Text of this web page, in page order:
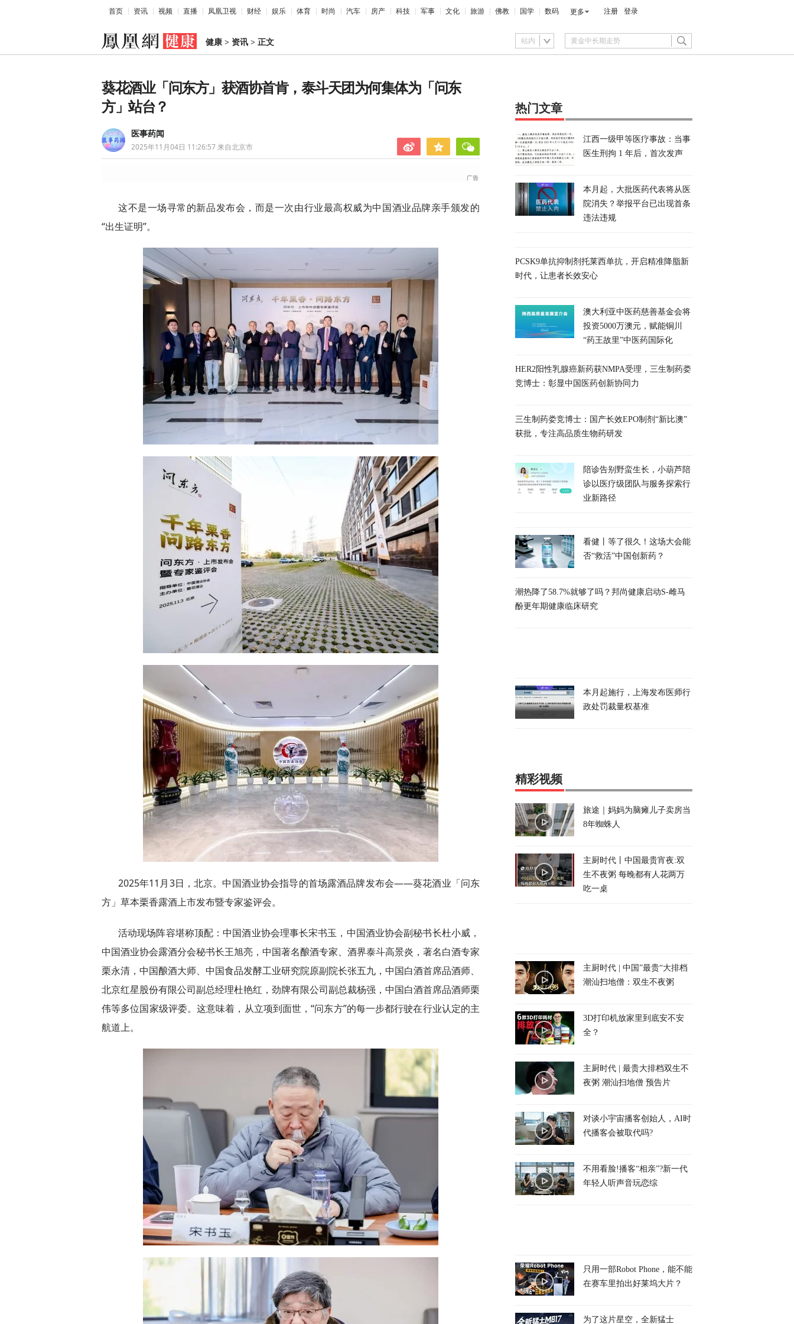
首页 资讯 视频 直播 凤凰卫视 财经 娱乐 体育 时尚 汽车 房产 科技 军事 文化 旅游 佛教 国学 数码 更多 注册 登录
健康 > 资讯 > 正文 站内
葵花酒业「问东方」获酒协首肯，泰斗天团为何集体为「问东
方」站台？
医事药闻
2025年11月04日 11:26:57来自北京市
这不是一场寻常的新品发布会，而是一次由行业最高权威为中国酒业品牌亲手颁发的
“出生证明”。
2025年11月3日，北京。中国酒业协会指导的首场露酒品牌发布会——葵花酒业「问东
方」草本栗香露酒上市发布暨专家鉴评会。
活动现场阵容堪称顶配：中国酒业协会理事长宋书玉，中国酒业协会副秘书长杜小威，
中国酒业协会露酒分会秘书长王旭亮，中国著名酿酒专家、酒界泰斗高景炎，著名白酒专家
栗永清，中国酿酒大师、中国食品发酵工业研究院原副院长张五九，中国白酒首席品酒师、
北京红星股份有限公司副总经理杜艳红，劲牌有限公司副总裁杨强，中国白酒首席品酒师栗
伟等多位国家级评委。这意味着，从立项到面世，“问东方”的每一步都行驶在行业认定的主
航道上。
热门文章
江西一级甲等医疗事故：当事
医生刑拘 1 年后，首次发声
本月起，大批医药代表将从医
院消失？举报平台已出现首条
违法违规
PCSK9单抗抑制剂托莱西单抗，开启精准降脂新
时代，让患者长效安心
澳大利亚中医药慈善基金会将
投资5000万澳元，赋能铜川
“药王故里”中医药国际化
HER2阳性乳腺癌新药获NMPA受理，三生制药娄
竞博士：彰显中国医药创新协同力
三生制药娄竞博士：国产长效EPO制剂“新比澳”
获批，专注高品质生物药研发
陪诊告别野蛮生长，小葫芦陪
诊以医疗级团队与服务探索行
业新路径
看健丨等了很久！这场大会能
否“救活”中国创新药？
潮热降了58.7%就够了吗？邦尚健康启动S-雌马
酚更年期健康临床研究
本月起施行，上海发布医师行
政处罚裁量权基准
精彩视频
旅途｜妈妈为脑瘫儿子卖房当
8年蜘蛛人
主厨时代丨中国最贵宵夜:双
生不夜粥 每晚都有人花两万
吃一桌
主厨时代 | 中国”最贵“大排档
潮汕扫地僧：双生不夜粥
3D打印机放家里到底安不安
全？
主厨时代 | 最贵大排档双生不
夜粥 潮汕扫地僧 预告片
对谈小宇宙播客创始人，AI时
代播客会被取代吗?
不用看脸!播客“相亲”?新一代
年轻人听声音玩恋综
只用一部Robot Phone，能不能
在赛车里拍出好莱坞大片？
为了这片星空，全新猛士